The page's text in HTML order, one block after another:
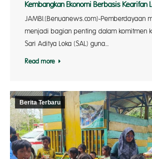
Kembangkan Ekonomi Berbasis Kearifan
JAMBI.(Benuanews.com)-Pemberdayaan
menjadi bagian penting dalam komitmen
Sari Aditya Loka (SAL) guna…
Read more
Berita Terbaru